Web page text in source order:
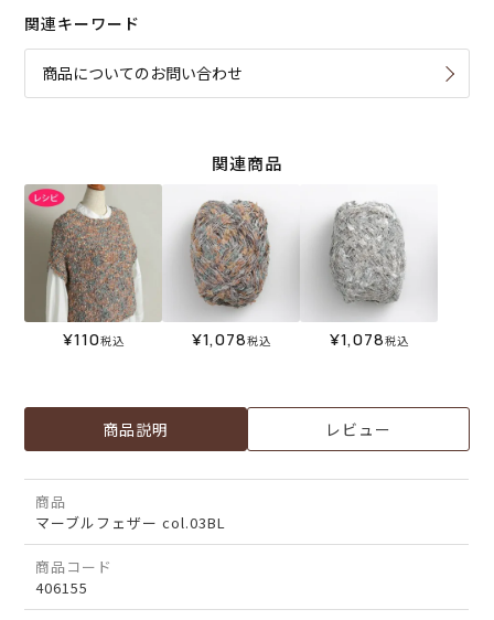
関連キーワード
商品についてのお問い合わせ
関連商品
¥110税込 ¥1,078税込 ¥1,078税込
商品説明 レビュー
商品
マーブルフェザー col.03BL
商品コード
406155